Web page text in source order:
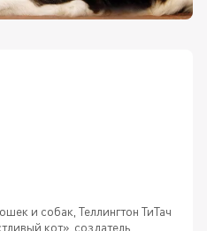
и собак, Теллингтон ТиТач
кот», создатель